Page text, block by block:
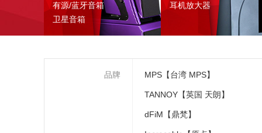
有源/蓝牙音箱
卫星音箱
耳机放大器
品牌 MPS【台湾 MPS】
TANNOY【英国 天朗】
dFiM【鼎梵】